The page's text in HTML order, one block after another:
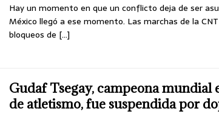
Hay un momento en que un conflicto deja de ser
México llegó a ese momento. Las marchas de la
bloqueos de […]
Gudaf Tsegay, campeona mundial
de atletismo, fue suspendida por